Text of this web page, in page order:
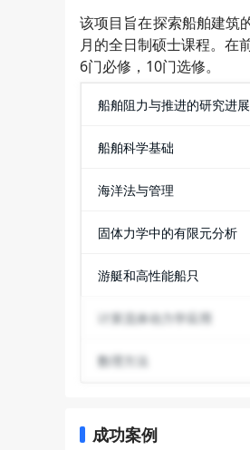
该项目旨在探索船舶建筑
月的全日制硕士课程。在
6门必修，10门选修。
船舶阻力与推进的研究进展
船舶科学基础
海洋法与管理
固体力学中的有限元分析
游艇和高性能船只
计算流体动力学应用
数理方法
成功案例